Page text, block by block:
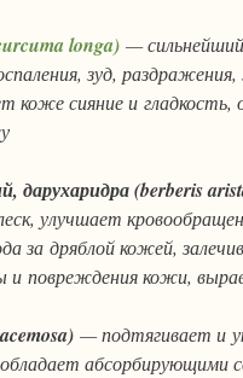
longa) —
зуд,
коже сияние и
дарухаридра (berberis
улучшает
за дряблой кожей,
повреждения кожи,
— подтягивает и